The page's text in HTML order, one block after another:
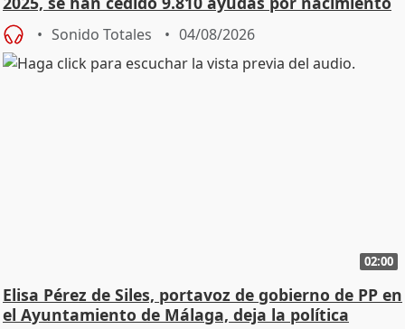
Sonido Totales 04/08/2026
02:00
Elisa Pérez de Siles, portavoz de gobierno de PP en
el Ayuntamiento de Málaga, deja la política